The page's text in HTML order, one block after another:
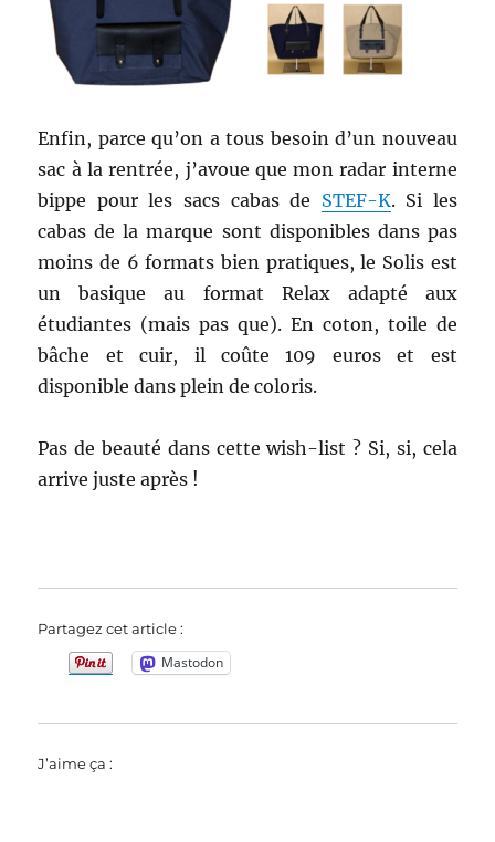
Enfin, parce qu’on a tous besoin d’un nouveau
sac à la rentrée, j’avoue que mon radar interne
bippe pour les sacs cabas de STEF-K. Si les
cabas de la marque sont disponibles dans pas
moins de 6 formats bien pratiques, le Solis est
un basique au format Relax adapté aux
étudiantes (mais pas que). En coton, toile de
bâche et cuir, il coûte 109 euros et est
disponible dans plein de coloris.
Pas de beauté dans cette wish-list ? Si, si, cela
arrive juste après !
Partagez cet article :
Mastodon
J’aime ça :